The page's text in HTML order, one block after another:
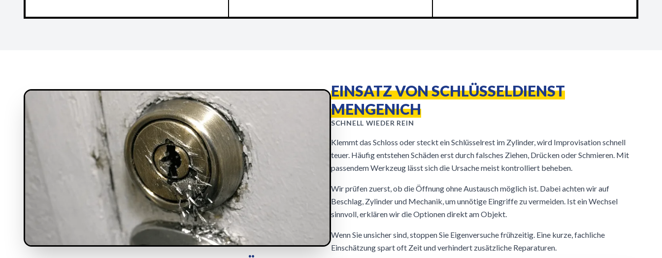
EINSATZ VON SCHLÜSSELDIENST
MENGENICH
SCHNELL WIEDER REIN
Klemmt das Schloss oder steckt ein Schlüsselrest im Zylinder, wird Improvisation schnell
teuer. Häufig entstehen Schäden erst durch falsches Ziehen, Drücken oder Schmieren. Mit
passendem Werkzeug lässt sich die Ursache meist kontrolliert beheben.
Wir prüfen zuerst, ob die Öffnung ohne Austausch möglich ist. Dabei achten wir auf
Beschlag, Zylinder und Mechanik, um unnötige Eingriffe zu vermeiden. Ist ein Wechsel
sinnvoll, erklären wir die Optionen direkt am Objekt.
Wenn Sie unsicher sind, stoppen Sie Eigenversuche frühzeitig. Eine kurze, fachliche
Einschätzung spart oft Zeit und verhindert zusätzliche Reparaturen.